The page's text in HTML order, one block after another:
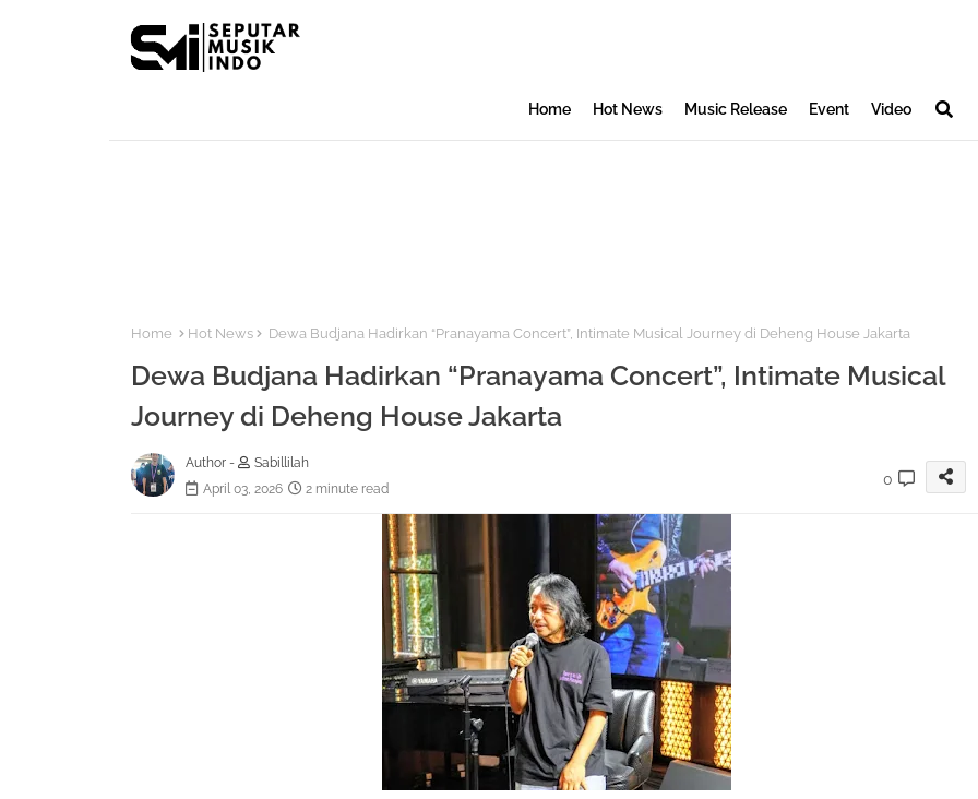
Home Hot News Music Release Event Video
Home Hot News Dewa Budjana Hadirkan “Pranayama Concert”, Intimate Musical Journey di Deheng House Jakarta
Dewa Budjana Hadirkan “Pranayama Concert”, Intimate Musical
Journey di Deheng House Jakarta
Author -
Sabillilah
April 03, 2026
2 minute read
0